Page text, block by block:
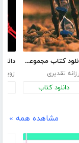
دانلود کتاب مجموعه داستان‌های دقیقه‌هام
تقدیری
دانلود کتاب
زویا
مشاهده همه »